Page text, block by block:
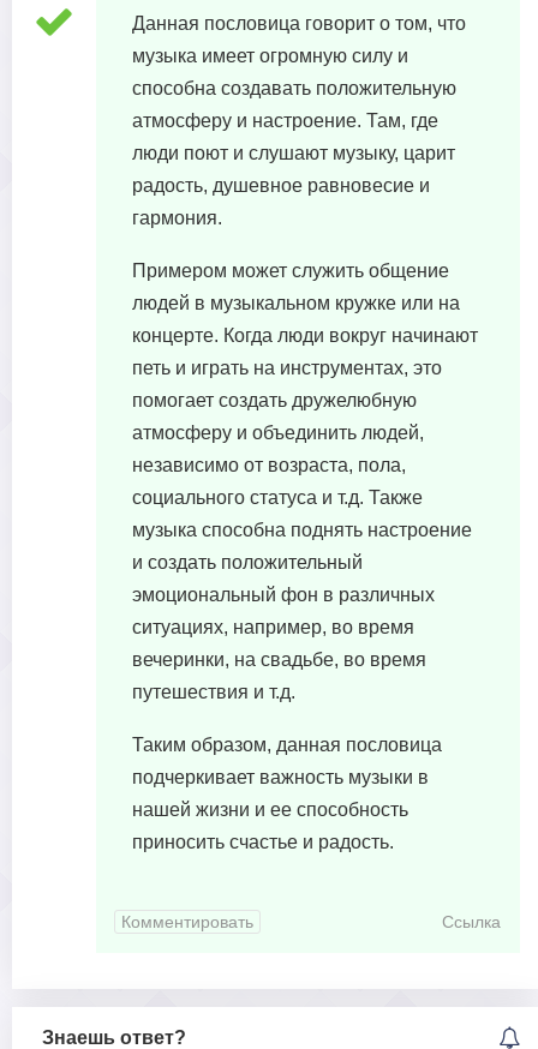
Данная пословица говорит о том, что
музыка имеет огромную силу и
способна создавать положительную
атмосферу и настроение. Там, где
люди поют и слушают музыку, царит
радость, душевное равновесие и
гармония.
Примером может служить общение
людей в музыкальном кружке или на
концерте. Когда люди вокруг начинают
петь и играть на инструментах, это
помогает создать дружелюбную
атмосферу и объединить людей,
независимо от возраста, пола,
социального статуса и т.д. Также
музыка способна поднять настроение
и создать положительный
эмоциональный фон в различных
ситуациях, например, во время
вечеринки, на свадьбе, во время
путешествия и т.д.
Таким образом, данная пословица
подчеркивает важность музыки в
нашей жизни и ее способность
приносить счастье и радость.
Комментировать Ссылка
Знаешь ответ?